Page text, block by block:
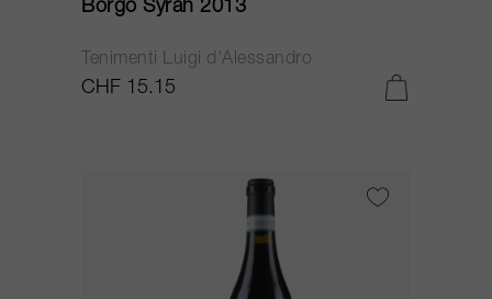
Borgo Syrah 2013
Tenimenti Luigi d'Alessandro
CHF 15.15